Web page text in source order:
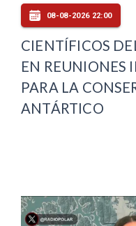
08-08-2026 22:00
CIENTÍFICOS
EN REUNIONES
PARA LA
ANTÁRTICO